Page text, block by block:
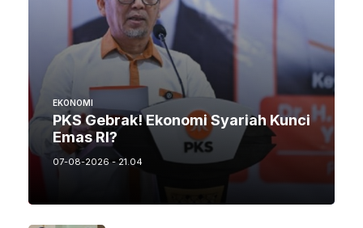
EKONOMI
PKS Gebrak! Ekonomi Syariah Kunci
Emas RI?
07-08-2026 - 21.04